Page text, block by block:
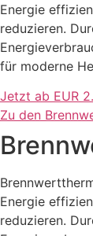
Energie
reduzieren.
für moderne
Jetzt ab EUR
Zu den
Energie
reduzieren.